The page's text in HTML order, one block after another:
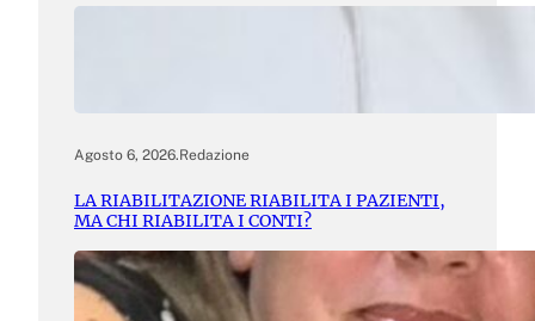
Agosto 6, 2026.Redazione
LA RIABILITAZIONE RIABILITA I PAZIENTI,
MA CHI RIABILITA I CONTI?